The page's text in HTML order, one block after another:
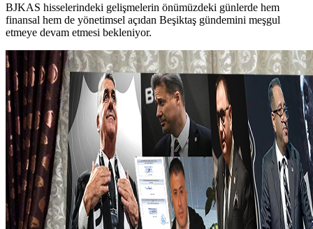
BJKAS hisselerindeki gelişmelerin önümüzdeki günlerde hem
finansal hem de yönetimsel açıdan Beşiktaş gündemini meşgul
etmeye devam etmesi bekleniyor.